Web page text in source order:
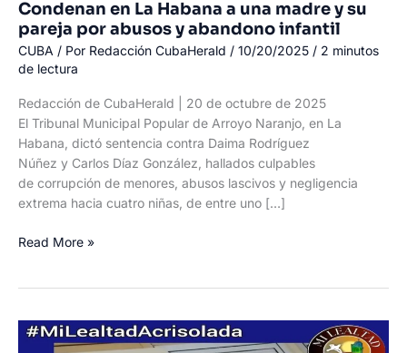
Condenan en La Habana a una madre y su
pareja por abusos y abandono infantil
CUBA / Por Redacción CubaHerald / 10/20/2025 / 2 minutos
de lectura
Redacción de CubaHerald | 20 de octubre de 2025
El Tribunal Municipal Popular de Arroyo Naranjo, en La
Habana, dictó sentencia contra Daima Rodríguez
Núñez y Carlos Díaz González, hallados culpables
de corrupción de menores, abusos lascivos y negligencia
extrema hacia cuatro niñas, de entre uno […]
Condenan
a
una
Read More »